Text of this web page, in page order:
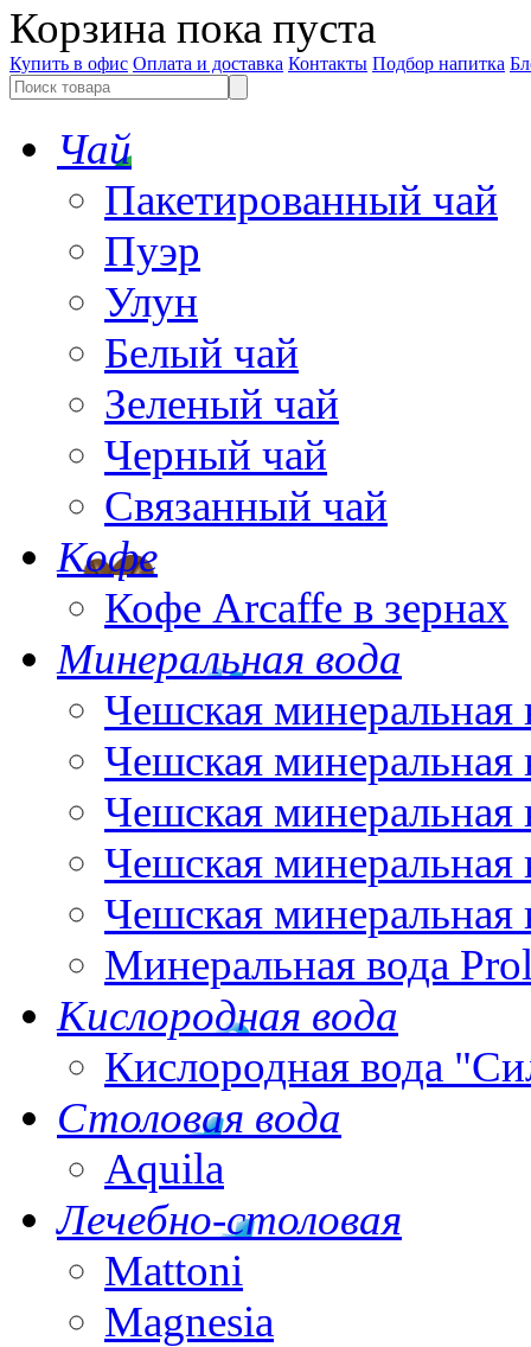
Корзина пока пуста
Купить в офис Оплата и доставка Контакты Подбор напитка
Чай
Пакетированный чай
Пуэр
Улун
Белый чай
Зеленый чай
Черный чай
Связанный чай
Кофе
Кофе Arcaffe в зернах
Минеральная вода
Чешская минеральная
Чешская минеральная
Чешская минеральная
Чешская минеральная
Чешская минеральная
Минеральная вода
Кислородная вода
Кислородная вода
Столовая вода
Aquila
Лечебно-столовая
Mattoni
Magnesia